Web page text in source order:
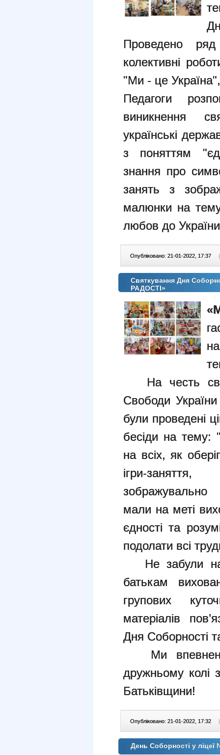
Проведено
колективні
"Ми - це
Педагоги
виникнення
українські
з поняттям
знання про
занять з
малюнки на
любов до
Опубліковано: 21-01-2022, 17:37 |
Святкування Дня
РАДОСТІ»
На честь
Свободи України
були проведені
бесіди на
на всіх, як
ігри-
мали на меті
єдності та
подолати всі
Не забули
батькам
групових
матеріалів
Дня Соборності
Ми впевнені,
дружньому колі
Батьківщини!
Опубліковано: 21-01-2022, 17:32 |
День Соборності у ліцеї